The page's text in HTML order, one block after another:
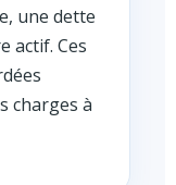
une dette
actif. Ces
charges à